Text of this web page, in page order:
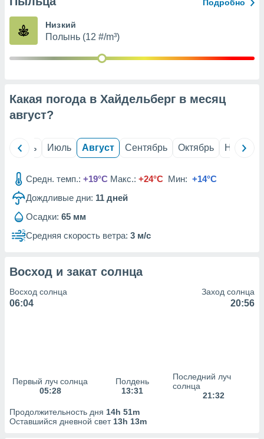
из
рекламы
сведения
Подробно
Низкий
Полынь (12 #/m³)
Какая погода в Хайдельберг в месяц
август?
Июнь Июль Август Сентябрь Октябрь Ноябрь
Средн. темп.: +19°C Макс.: +24°C Мин: +14°C
Дождливые дни: 11 дней
Осадки: 65 мм
Средняя скорость ветра: 3 м/с
Восход и закат солнца
Восход солнца
06:04
Заход солнца
20:56
Первый луч солнца
05:28
Полдень
13:31
Последний луч
солнца
21:32
Продолжительность дня 14h 51m
Оставшийся дневной свет 13h 13m